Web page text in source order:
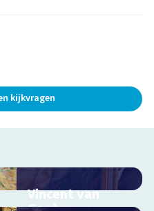
kijkvragen
Vincent van